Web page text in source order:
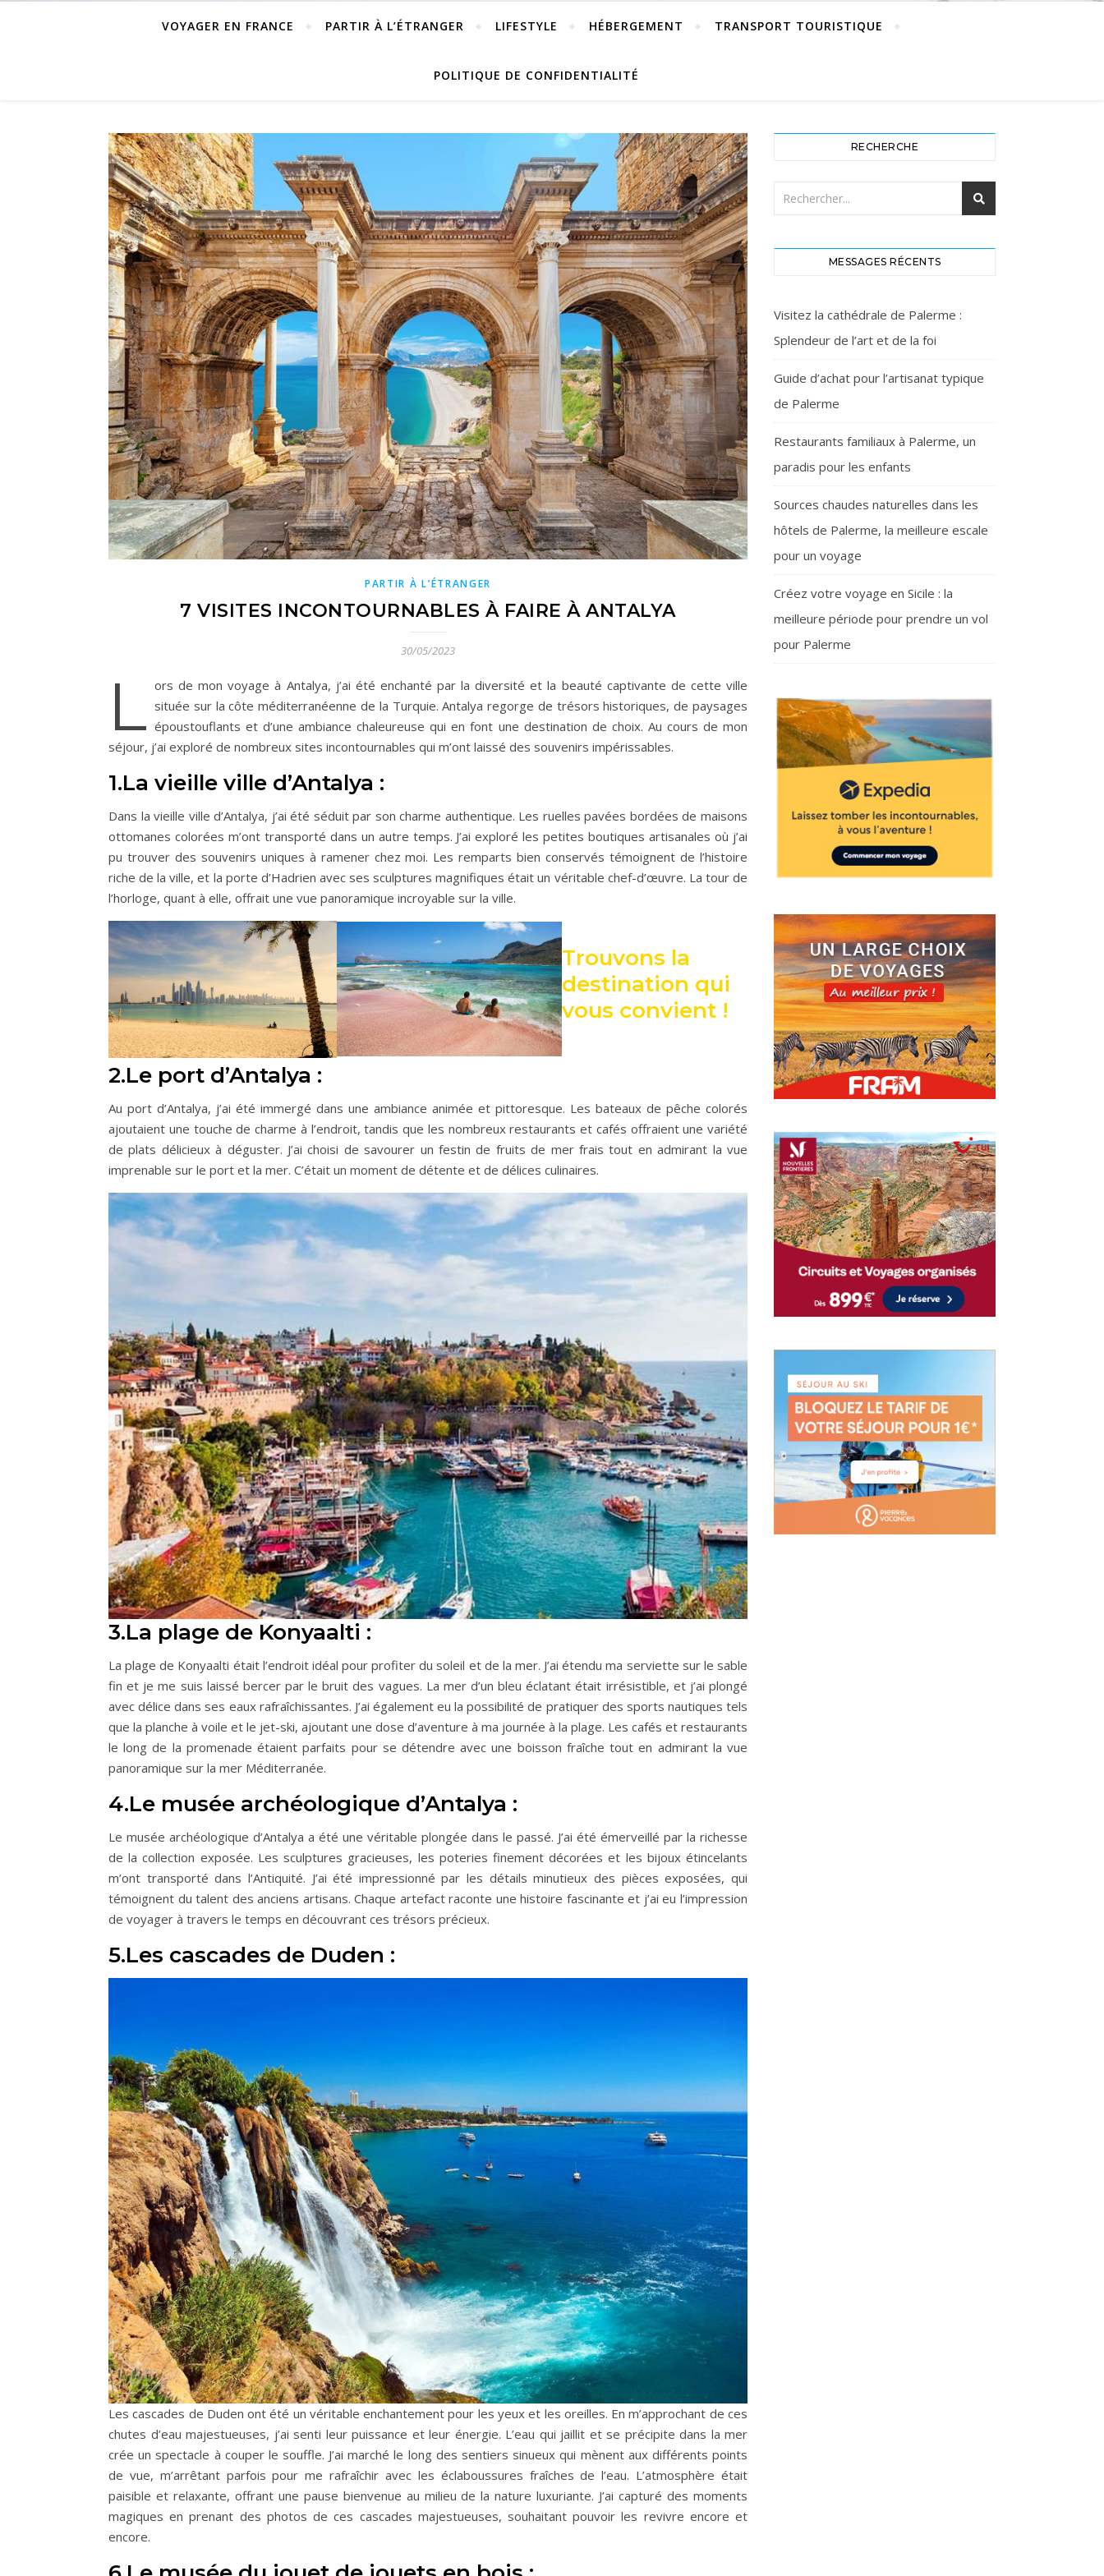
VOYAGER EN FRANCE PARTIR À L’ÉTRANGER LIFESTYLE HÉBERGEMENT TRANSPORT TOURISTIQUE
POLITIQUE DE CONFIDENTIALITÉ
PARTIR À L’ÉTRANGER
7 VISITES INCONTOURNABLES À FAIRE À ANTALYA
30/05/2023
L ors de mon voyage à Antalya, j’ai été enchanté par la diversité et la beauté captivante de cette ville
située sur la côte méditerranéenne de la Turquie. Antalya regorge de trésors historiques, de paysages
époustouflants et d’une ambiance chaleureuse qui en font une destination de choix. Au cours de mon
séjour, j’ai exploré de nombreux sites incontournables qui m’ont laissé des souvenirs impérissables.
1.La vieille ville d’Antalya :
Dans la vieille ville d’Antalya, j’ai été séduit par son charme authentique. Les ruelles pavées bordées de maisons
ottomanes colorées m’ont transporté dans un autre temps. J’ai exploré les petites boutiques artisanales où j’ai
pu trouver des souvenirs uniques à ramener chez moi. Les remparts bien conservés témoignent de l’histoire
riche de la ville, et la porte d’Hadrien avec ses sculptures magnifiques était un véritable chef-d’œuvre. La tour de
l’horloge, quant à elle, offrait une vue panoramique incroyable sur la ville.
Trouvons la
destination qui
vous convient !
2.Le port d’Antalya :
Au port d’Antalya, j’ai été immergé dans une ambiance animée et pittoresque. Les bateaux de pêche colorés
ajoutaient une touche de charme à l’endroit, tandis que les nombreux restaurants et cafés offraient une variété
de plats délicieux à déguster. J’ai choisi de savourer un festin de fruits de mer frais tout en admirant la vue
imprenable sur le port et la mer. C’était un moment de détente et de délices culinaires.
3.La plage de Konyaalti :
La plage de Konyaalti était l’endroit idéal pour profiter du soleil et de la mer. J’ai étendu ma serviette sur le sable
fin et je me suis laissé bercer par le bruit des vagues. La mer d’un bleu éclatant était irrésistible, et j’ai plongé
avec délice dans ses eaux rafraîchissantes. J’ai également eu la possibilité de pratiquer des sports nautiques tels
que la planche à voile et le jet-ski, ajoutant une dose d’aventure à ma journée à la plage. Les cafés et restaurants
le long de la promenade étaient parfaits pour se détendre avec une boisson fraîche tout en admirant la vue
panoramique sur la mer Méditerranée.
4.Le musée archéologique d’Antalya :
Le musée archéologique d’Antalya a été une véritable plongée dans le passé. J’ai été émerveillé par la richesse
de la collection exposée. Les sculptures gracieuses, les poteries finement décorées et les bijoux étincelants
m’ont transporté dans l’Antiquité. J’ai été impressionné par les détails minutieux des pièces exposées, qui
témoignent du talent des anciens artisans. Chaque artefact raconte une histoire fascinante et j’ai eu l’impression
de voyager à travers le temps en découvrant ces trésors précieux.
5.Les cascades de Duden :
Les cascades de Duden ont été un véritable enchantement pour les yeux et les oreilles. En m’approchant de ces
chutes d’eau majestueuses, j’ai senti leur puissance et leur énergie. L’eau qui jaillit et se précipite dans la mer
crée un spectacle à couper le souffle. J’ai marché le long des sentiers sinueux qui mènent aux différents points
de vue, m’arrêtant parfois pour me rafraîchir avec les éclaboussures fraîches de l’eau. L’atmosphère était
paisible et relaxante, offrant une pause bienvenue au milieu de la nature luxuriante. J’ai capturé des moments
magiques en prenant des photos de ces cascades majestueuses, souhaitant pouvoir les revivre encore et
encore.
RECHERCHE
MESSAGES RÉCENTS
Visitez la cathédrale de Palerme :
Splendeur de l’art et de la foi
Guide d’achat pour l’artisanat typique
de Palerme
Restaurants familiaux à Palerme, un
paradis pour les enfants
Sources chaudes naturelles dans les
hôtels de Palerme, la meilleure escale
pour un voyage
Créez votre voyage en Sicile : la
meilleure période pour prendre un vol
pour Palerme